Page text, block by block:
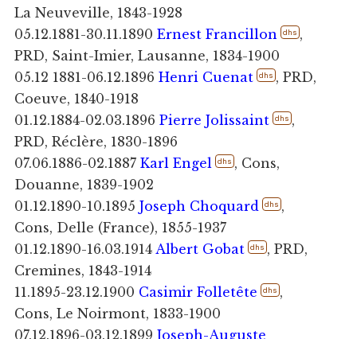
La Neuveville, 1843-1928
05.12.1881-30.11.1890 Ernest Francillon dhs ,
PRD, Saint-Imier, Lausanne, 1834-1900
05.12 1881-06.12.1896 Henri Cuenat dhs , PRD,
Coeuve, 1840-1918
01.12.1884-02.03.1896 Pierre Jolissaint dhs ,
PRD, Réclère, 1830-1896
07.06.1886-02.1887 Karl Engel dhs , Cons,
Douanne, 1839-1902
01.12.1890-10.1895 Joseph Choquard dhs ,
Cons, Delle (France), 1855-1937
01.12.1890-16.03.1914 Albert Gobat dhs , PRD,
Cremines, 1843-1914
11.1895-23.12.1900 Casimir Folletête dhs ,
Cons, Le Noirmont, 1833-1900
07.12.1896-03.12.1899 Joseph-Auguste